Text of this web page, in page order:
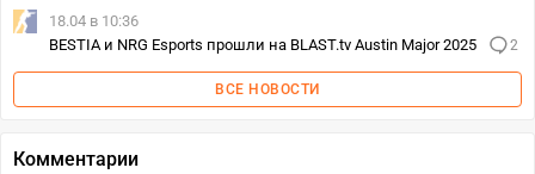
18.04 в 10:36
BESTIA и NRG Esports прошли на BLAST.tv Austin Major 2025
2
ВСЕ НОВОСТИ
Комментарии